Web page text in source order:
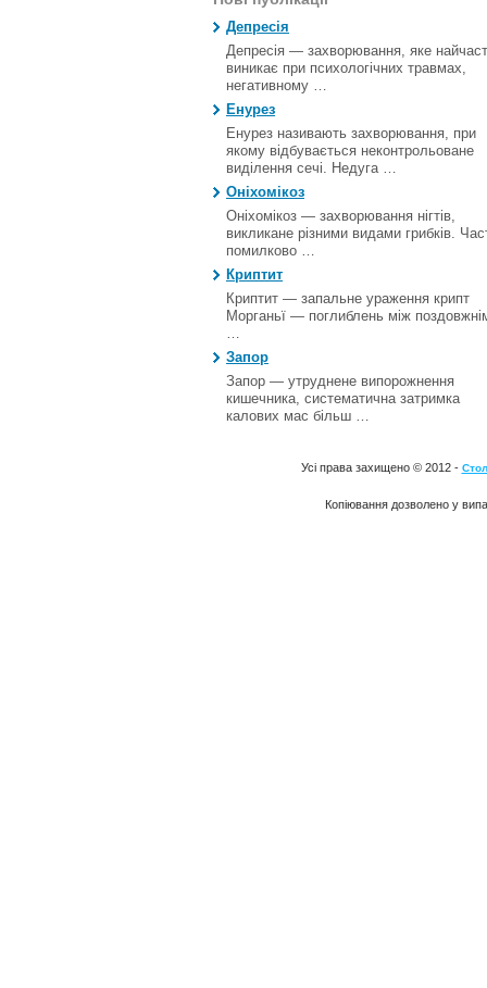
Депресія
Депресія — захворювання, яке
виникає при психологічних травмах,
негативному …
Енурез
Енурез називають захворювання, при
якому відбувається неконтрольоване
виділення сечі. Недуга …
Оніхомікоз
Оніхомікоз — захворювання нігтів,
викликане різними видами грибків.
помилково …
Криптит
Криптит — запальне ураження крипт
Морганьї — поглиблень між
…
Запор
Запор — утруднене випорожнення
кишечника, систематична затримка
калових мас більш …
Усі права захищено © 2012 -
Копіювання дозволено у